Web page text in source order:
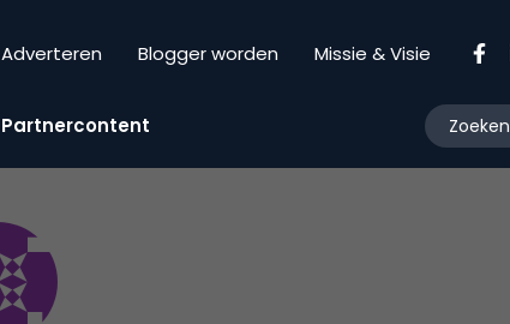
Adverteren Blogger worden Missie & Visie
Partnercontent